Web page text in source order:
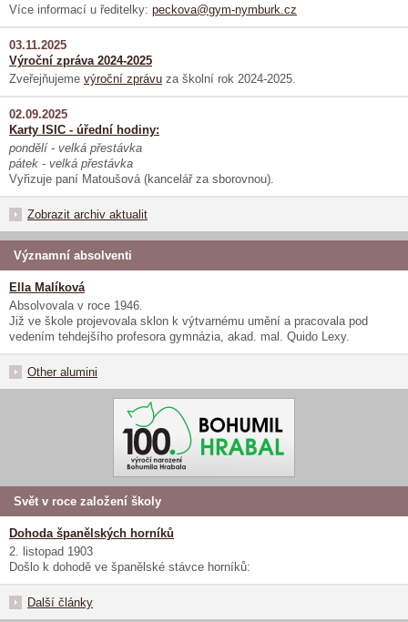
Více informací u ředitelky: peckova@gym-nymburk.cz
03.11.2025
Výroční zpráva 2024-2025
Zveřejňujeme výroční zprávu za školní rok 2024-2025.
02.09.2025
Karty ISIC - úřední hodiny:
pondělí - velká přestávka
pátek - velká přestávka
Vyřizuje paní Matoušová (kancelář za sborovnou).
Zobrazit archiv aktualit
Významní absolventi
Ella Malíková
Absolvovala v roce 1946.
Již ve škole projevovala sklon k výtvarnému umění a pracovala pod
vedením tehdejšího profesora gymnázia, akad. mal. Quido Lexy.
Other alumini
Svět v roce založení školy
Dohoda španělských horníků
2. listopad 1903
Došlo k dohodě ve španělské stávce horníků:
Další články